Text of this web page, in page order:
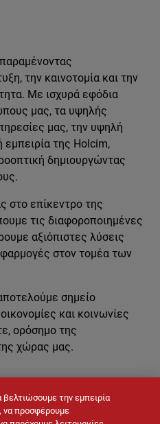
την καινοτομία και την
Με ισχυρά εφόδια
μας, τα υψηλής
μας, την υψηλή
εμπειρία της Holcim,
δημιουργώντας
στο επίκεντρο της
τις διαφοροποιημένες
αξιόπιστες λύσεις
στον τομέα των
σημείο
και κοινωνίες
ορόσημο της
χώρας μας.
την εμπειρία
να προσφέρουμε